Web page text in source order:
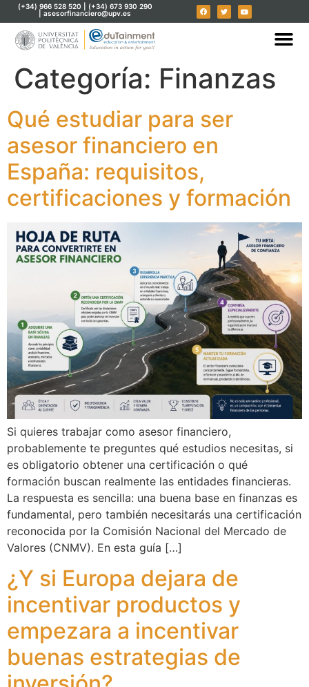
(+34) 966 528 520 | (+34) 673 930 290
| asesorfinanciero@upv.es
Categoría: Finanzas
Qué estudiar para ser
asesor financiero en
España: requisitos,
certificaciones y formación
Si quieres trabajar como asesor financiero,
probablemente te preguntes qué estudios necesitas, si
es obligatorio obtener una certificación o qué
formación buscan realmente las entidades financieras.
La respuesta es sencilla: una buena base en finanzas es
fundamental, pero también necesitarás una certificación
reconocida por la Comisión Nacional del Mercado de
Valores (CNMV). En esta guía […]
¿Y si Europa dejara de
incentivar productos y
empezara a incentivar
buenas estrategias de